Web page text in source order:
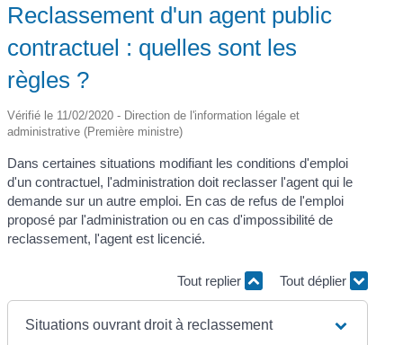
Reclassement d'un agent public
contractuel : quelles sont les
règles ?
Vérifié le 11/02/2020 - Direction de l'information légale et
administrative (Première ministre)
Dans certaines situations modifiant les conditions d'emploi
d'un contractuel, l'administration doit reclasser l'agent qui le
demande sur un autre emploi. En cas de refus de l'emploi
proposé par l'administration ou en cas d'impossibilité de
reclassement, l'agent est licencié.
Tout replier Tout déplier
Situations ouvrant droit à reclassement